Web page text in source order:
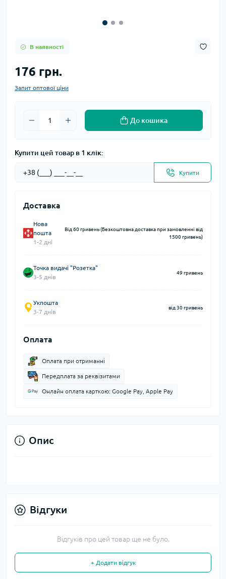
В наявності
176 грн.
Запит оптової ціни
До кошика
Купити цей товар в 1 клік:
Купити
Доставка
Нова
пошта
1-2 дні
Від 60 гривень (Безкоштовна доставка при замовленні від
1500 гривень)
Точка видачі "Розетка"
3-5 днів
49 гривень
Укпошта
3-7 днів
від 30 гривень
Оплата
Оплата при отриманні
Передплата за реквізитами
Онлайн оплата карткою: Google Pay, Apple Pay
Опис
Відгуки
Відгуків про цей товар ще не було.
+ Додати відгук